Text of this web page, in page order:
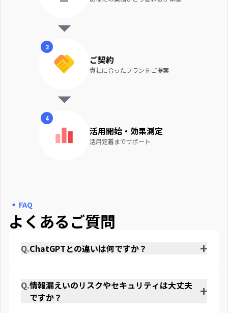
3
ご契約
貴社に合ったプランをご提案
4
活用開始・効果測定
活用定着までサポート
・ FAQ
よくあるご質問
Q.ChatGPTとの違いは何ですか？ +
結果を学習し、使うほど精度が上がる「共有ナレッジ基盤」
が大きな違いです。
Q.情報漏えいのリスクやセキュリティは大丈夫
ですか？
+